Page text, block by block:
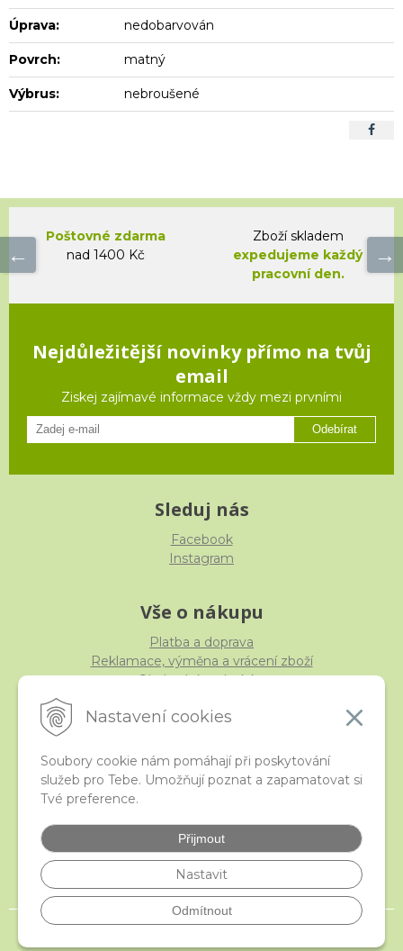
Nastavení cookies
Soubory cookie nám pomáhají při poskytování
služeb pro Tebe. Umožňují poznat a zapamatovat si
Tvé preference.
Přijmout
Nastavit
Odmítnout
Úprava: nedobarvován
Povrch: matný
Výbrus: nebroušené
Poštovné zdarma
nad 1400 Kč
Zboží skladem
expedujeme každý
pracovní den.
Nejdůležitější novinky přímo na tvůj
email
Ziskej zajímavé informace vždy mezi prvními
Odebírat
Sleduj nás
Facebook
Instagram
Vše o nákupu
Platba a doprava
Reklamace, výměna a vrácení zboží
Obchodní podmínky
iStraka
Velkoobchod
Nejčastější otázky
České puncovní značky
© 2026 istraka.cz - nejtřpytivější korálky a polodrahokamy široko daleko •